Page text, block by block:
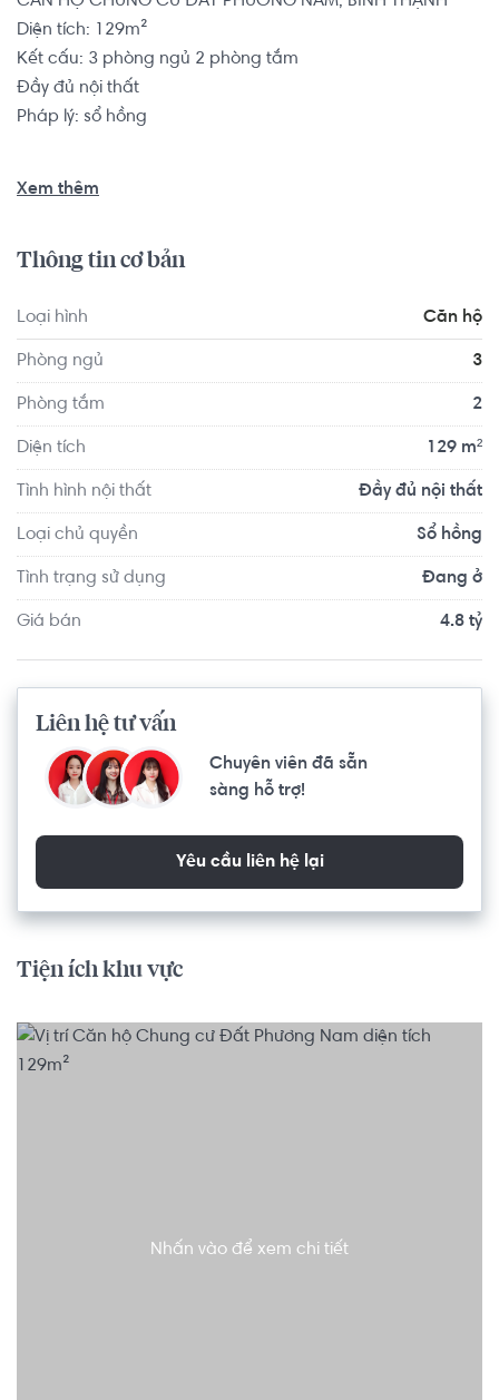
Diện tích: 129m²
Kết cấu: 3 phòng ngủ 2 phòng tắm
Đầy đủ nội thất
Pháp lý: sổ hồng
ích về y tế, giáo dục và giải trí: Bệnh viện quận Bình Thạnh
Xem thêm
Thông tin cơ bản
Loại hình Căn hộ
Phòng ngủ 3
Phòng tắm 2
Diện tích 129 m²
Tình hình nội thất Đầy đủ nội thất
Loại chủ quyền Sổ hồng
Tình trạng sử dụng Đang ở
Giá bán 4.8 tỷ
Liên hệ tư vấn
Chuyên viên đã sẵn
sàng hỗ trợ!
Yêu cầu liên hệ lại
Tiện ích khu vực
Nhấn vào để xem chi tiết